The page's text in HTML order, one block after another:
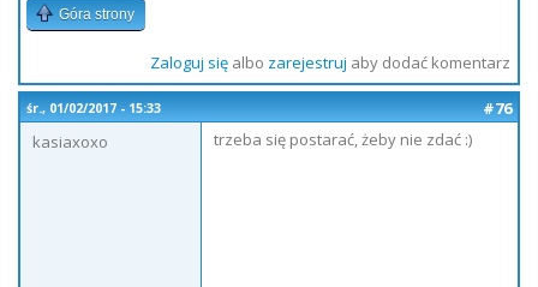
Góra strony
Zaloguj sięalbo zarejestruj aby dodać komentarz
śr., 01/02/2017 - 15:33
#76
kasiaxoxo
trzeba się postarać, żeby nie zdać :)